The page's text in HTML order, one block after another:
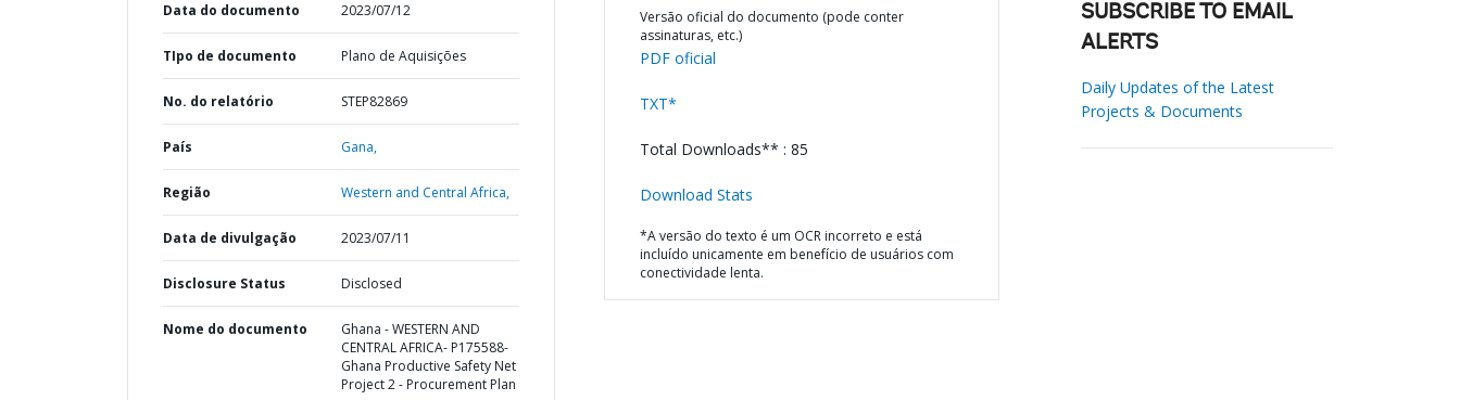
Data do documento 2023/07/12
TIpo de documento Plano de Aquisições
No. do relatório STEP82869
País Gana,
Região Western and Central Africa,
Data de divulgação 2023/07/11
Disclosure Status Disclosed
Nome do documento
Ghana - WESTERN AND
CENTRAL AFRICA- P175588-
Ghana Productive Safety Net
Project 2 - Procurement Plan
Versão oficial do documento (pode conter
assinaturas, etc.)
PDF oficial
TXT*
Total Downloads** : 85
Download Stats
*A versão do texto é um OCR incorreto e está
incluído unicamente em benefício de usuários com
conectividade lenta.
SUBSCRIBE TO EMAIL
ALERTS
Daily Updates of the Latest
Projects & Documents